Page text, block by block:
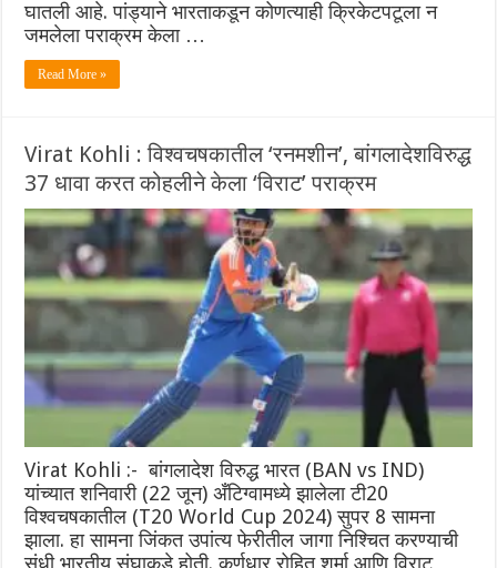
घातली आहे. पांड्याने भारताकडून कोणत्याही क्रिकेटपटूला न
जमलेला पराक्रम केला …
Read More »
Virat Kohli : विश्वचषकातील ‘रनमशीन’, बांगलादेशविरुद्ध
37 धावा करत कोहलीने केला ‘विराट’ पराक्रम
Virat Kohli :- बांगलादेश विरुद्ध भारत (BAN vs IND)
यांच्यात शनिवारी (22 जून) अँटिग्वामध्ये झालेला टी20
विश्वचषकातील (T20 World Cup 2024) सुपर 8 सामना
झाला. हा सामना जिंकत उपांत्य फेरीतील जागा निश्चित करण्याची
संधी भारतीय संघाकडे होती. कर्णधार रोहित शर्मा आणि विराट